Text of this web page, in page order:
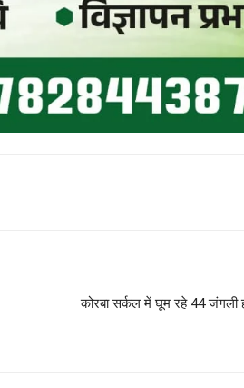
कोरबा सर्कल में घूम रहे 44 जंगली